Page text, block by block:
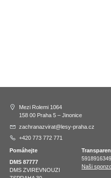
Mezi Rolemi 1064
158 00 Praha 5 – Jinonice
zachranazvirat@lesy-praha.cz
+420 773 772 771
Pomáhejte
DMS 87777
DMS ZVIREVNOUZI
Naši